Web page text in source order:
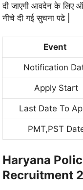
दी जाएगी आवदेन के लिए
नीचे दी गई सुचना पढे |
Event
Notification
Apply Start
Last Date To
PMT,PST
Haryana
Recruitment